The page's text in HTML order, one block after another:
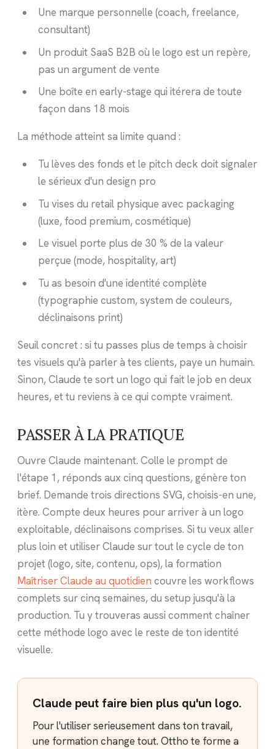
Une marque personnelle (coach, freelance,
consultant)
Un produit SaaS B2B où le logo est un repère,
pas un argument de vente
Une boîte en early-stage qui itérera de toute
façon dans 18 mois
La méthode atteint sa limite quand :
Tu lèves des fonds et le pitch deck doit signaler
le sérieux d'un design pro
Tu vises du retail physique avec packaging
(luxe, food premium, cosmétique)
Le visuel porte plus de 30 % de la valeur
perçue (mode, hospitality, art)
Tu as besoin d'une identité complète
(typographie custom, system de couleurs,
déclinaisons print)
Seuil concret : si tu passes plus de temps à choisir
tes visuels qu'à parler à tes clients, paye un humain.
Sinon, Claude te sort un logo qui fait le job en deux
heures, et tu reviens à ce qui compte vraiment.
PASSER À LA PRATIQUE
Ouvre Claude maintenant. Colle le prompt de
l'étape 1, réponds aux cinq questions, génère ton
brief. Demande trois directions SVG, choisis-en une,
itère. Compte deux heures pour arriver à un logo
exploitable, déclinaisons comprises. Si tu veux aller
plus loin et utiliser Claude sur tout le cycle de ton
projet (logo, site, contenu, ops), la formation
Maîtriser Claude au quotidien couvre les workflows
complets sur cinq semaines, du setup jusqu'à la
production. Tu y trouveras aussi comment chaîner
cette méthode logo avec le reste de ton identité
visuelle.
Claude peut faire bien plus qu'un logo.
Pour l'utiliser serieusement dans ton travail,
une formation change tout. Ottho te forme a